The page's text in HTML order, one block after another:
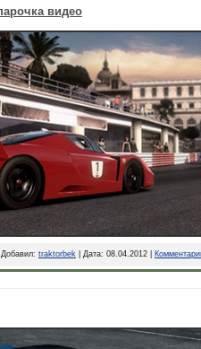
видео
traktorbek | Дата: 08.04.2012